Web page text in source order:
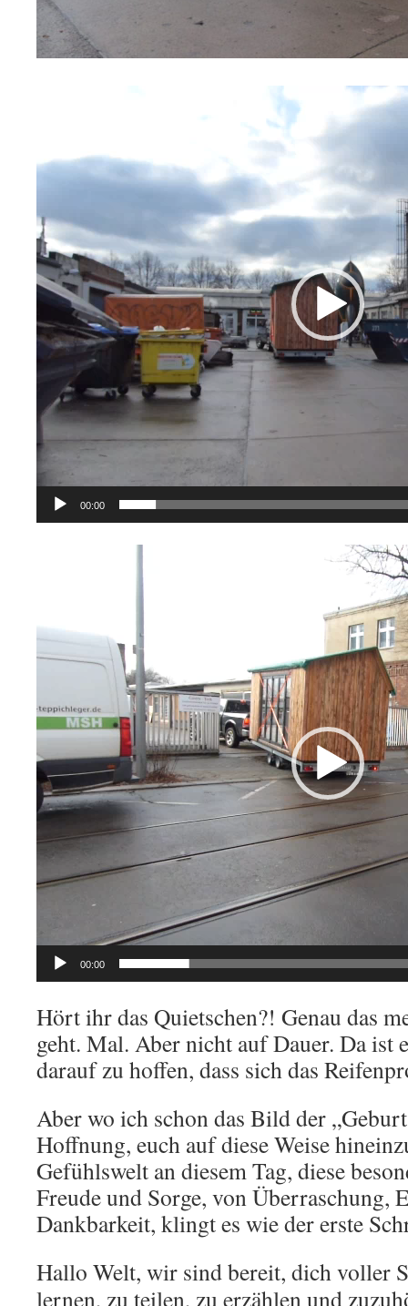
00:00
00:00
Hört ihr das Quietschen?! Genau das
geht. Mal. Aber nicht auf Dauer. Da ist
darauf zu hoffen, dass sich das
Aber wo ich schon das Bild der
Hoffnung, euch auf diese Weise
Gefühlswelt an diesem Tag, diese
Freude und Sorge, von Überraschung,
Dankbarkeit, klingt es wie der erste
Hallo Welt, wir sind bereit, dich voller
lernen, zu teilen, zu erzählen und